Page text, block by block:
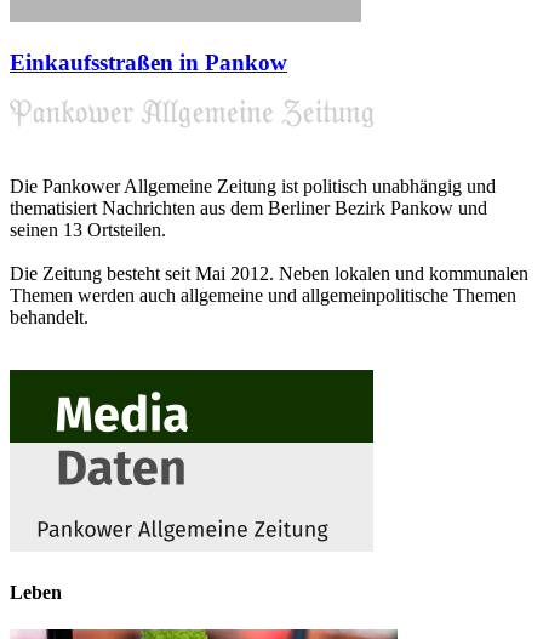
Einkaufsstraßen in Pankow
Die Pankower Allgemeine Zeitung ist politisch unabhängig und
thematisiert Nachrichten aus dem Berliner Bezirk Pankow und
seinen 13 Ortsteilen.
Die Zeitung besteht seit Mai 2012. Neben lokalen und kommunalen
Themen werden auch allgemeine und allgemeinpolitische Themen
behandelt.
Leben